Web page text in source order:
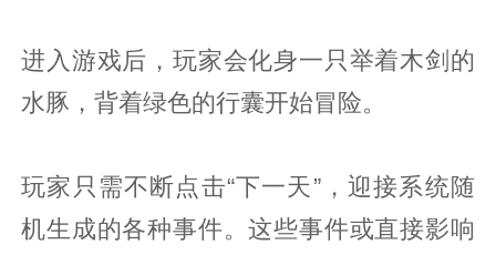
进入游戏后，玩家会化身一只举着木剑的
水豚，背着绿色的行囊开始冒险。
玩家只需不断点击“下一天”，迎接系统随
机生成的各种事件。这些事件或直接影响